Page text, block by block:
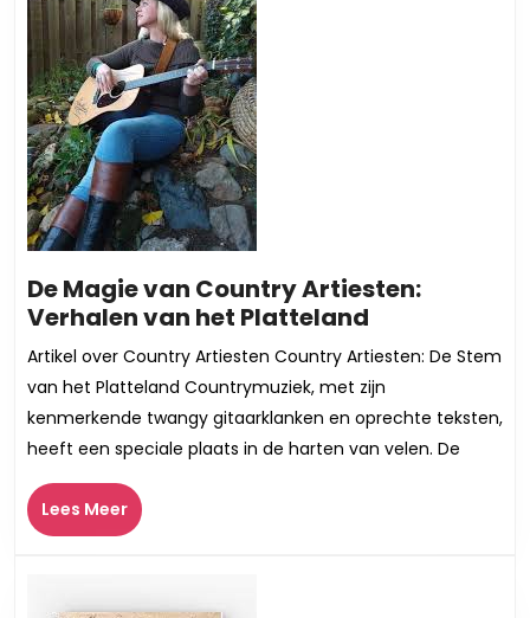
De Magie van Country Artiesten:
Verhalen van het Platteland
Magie
van
Country
Artiesten:
Verhalen
Artikel over Country Artiesten Country Artiesten: De Stem
van het Platteland Countrymuziek, met zijn
kenmerkende twangy gitaarklanken en oprechte teksten,
heeft een speciale plaats in de harten van velen. De
Lees MeerLees
Meer